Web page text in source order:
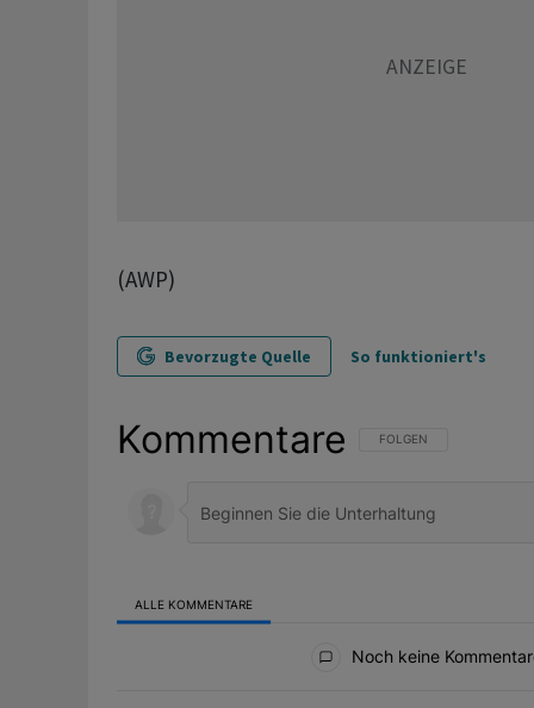
(AWP)
Bevorzugte Quelle So funktioniert's
Kommentare FOLGE DIESER
FOLGEN
ALLE KOMMENTARE
Noch keine